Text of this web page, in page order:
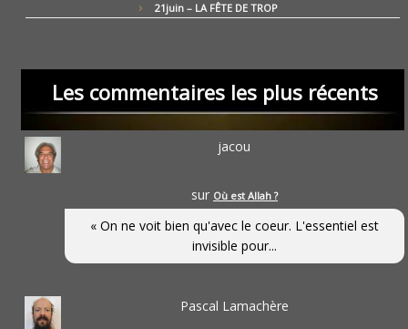
21juin – LA FÊTE DE TROP
Les commentaires les plus récents
jacou
sur Où est Allah ?
« On ne voit bien qu'avec le coeur. L'essentiel est
invisible pour...
Pascal Lamachère